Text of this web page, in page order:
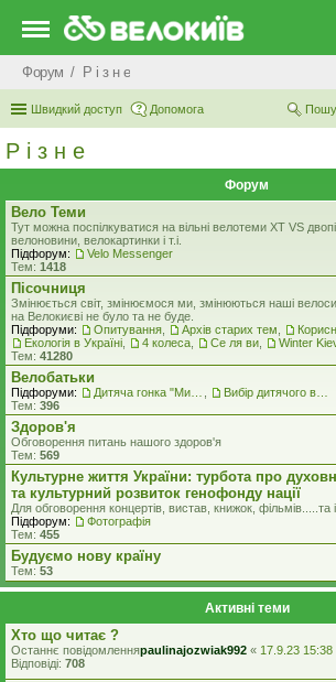
Форум Р i з н е
Швидкий доступ Допомога
Р i з н е
Форум
Вело Теми
Тут можна поспілкуватися на вільні велотеми ХТ VS
велоновини, велокартинки і т.і.
Підфорум:
Velo Messenger
Тем: 1418
Пісочниця
Змінюється світ, змінюємося ми, змінюються наші
на Велокиєві не було та не буде.
Підфоруми:
Опитування Архів старих тем
Екологiя в Україні
4 колеса Се ля ви
Winter
Тем: 41280
Велобатьки
Підфоруми:
Тем: 396
Здоров'я
Обговорення питань нашого здоров'я
Тем: 569
Культурне життя України: турбота про
та культурний розвиток генофонду нації
Для обговорення концертів, вистав, книжок, фільмів.....та
Підфорум:
Фотографія
Тем: 455
Будуємо нову країну
Тем: 53
Активні теми
Хто що читає ?
Останнє повідомленняpaulinajozwiak992 « 17.9.23 15:38
Відповіді: 708